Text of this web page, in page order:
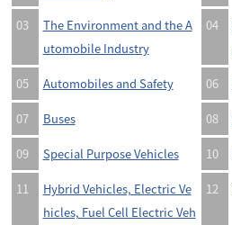
03
The Environment and the A
utomobile Industry
04
05 Automobiles and Safety 06
07 Buses 08
09 Special Purpose Vehicles 10
11
Hybrid Vehicles, Electric Ve
hicles, Fuel Cell Electric Veh
12